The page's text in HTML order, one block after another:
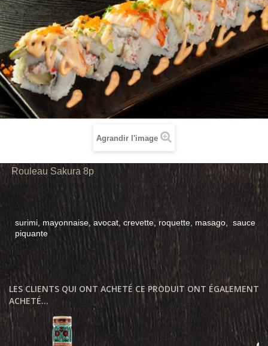
Agrandir l'image
Rouleau Sakura 8p
surimi, mayonnaise, avocat, crevette, roquette, masago, sauce
piquante
LES CLIENTS QUI ONT ACHETÉ CE PRODUIT ONT ÉGALEMENT
ACHETÉ...